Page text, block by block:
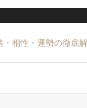
相性・運勢の徹底